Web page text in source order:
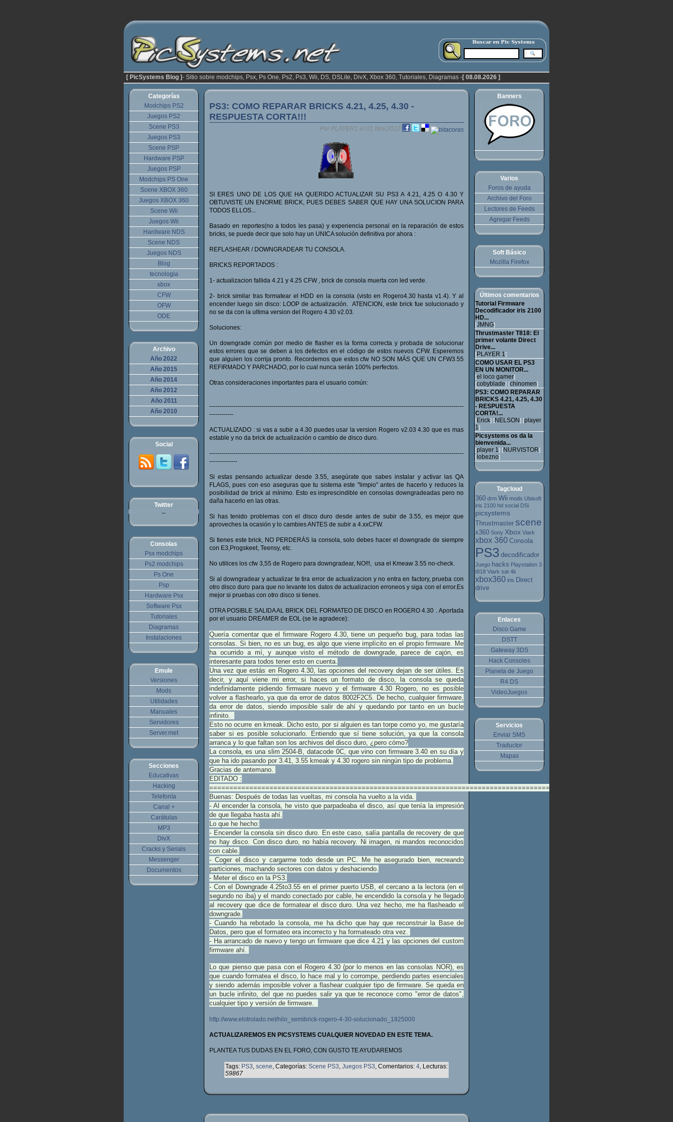
[ PicSystems Blog ]- Sitio sobre modchips, Psx, Ps One, Ps2, Ps3, Wii, DS, DSLite, DivX, Xbox 360, Tutoriales, Diagramas -[ 08.08.2026 ]
PS3: COMO REPARAR BRICKS 4.21, 4.25, 4.30 -
RESPUESTA CORTA!!!
Por PLAYER1 el 01.Nov.2012
SI ERES UNO DE LOS QUE HA QUERIDO ACTUALIZAR SU PS3 A 4.21, 4.25 O 4.30 Y
OBTUVISTE UN ENORME BRICK, PUES DEBES SABER QUE HAY UNA SOLUCION PARA
TODOS ELLOS...
Basado en reportes(no a todos les pasa) y experiencia personal en la reparación de estos
bricks, se puede decir que solo hay un UNICA solución definitiva por ahora :
REFLASHEAR / DOWNGRADEAR TU CONSOLA.
BRICKS REPORTADOS :
1- actualizacion fallida 4.21 y 4.25 CFW , brick de consola muerta con led verde.
2- brick similar tras formatear el HDD en la consola (visto en Rogero4.30 hasta v1.4). Y al
encender luego sin disco: LOOP de actualización. ATENCION, este brick fue solucionado y
no se da con la ultima version del Rogero 4.30 v2.03.
Soluciones:
Un downgrade común por medio de flasher es la forma correcta y probada de solucionar
estos errores que se deben a los defectos en el código de estos nuevos CFW. Esperemos
que alguien los corrija pronto. Recordemos que estos cfw NO SON MÁS QUE UN CFW3.55
REFIRMADO Y PARCHADO, por lo cual nunca serán 100% perfectos.
Otras consideraciones importantes para el usuario común:
-------------------------------------------------------------------------------------------------------------------------------
------------
ACTUALIZADO : si vas a subir a 4.30 puedes usar la version Rogero v2.03 4.30 que es mas
estable y no da brick de actualización o cambio de disco duro.
-------------------------------------------------------------------------------------------------------------------------------
--------------
Si estas pensando actualizar desde 3.55, asegúrate que sabes instalar y activar las QA
FLAGS, pues con eso aseguras que tu sistema este "limpio" antes de hacerlo y reduces la
posibilidad de brick al mínimo. Esto es imprescindible en consolas downgradeadas pero no
daña hacerlo en las otras.
Si has tenido problemas con el disco duro desde antes de subir de 3.55, es mejor que
aproveches la ocasión y lo cambies ANTES de subir a 4.xxCFW.
Si tienes este brick, NO PERDERÁS la consola, solo debes hacer el downgrade de siempre
con E3,Progskeet, Teensy, etc.
No utilices los cfw 3,55 de Rogero para downgradear, NO!!!, usa el Kmeaw 3.55 no-check.
Si al downgradear y actualizar te tira error de actualizacion y no entra en factory, prueba con
otro disco duro para que no levante los datos de actualizacion erroneos y siga con el error.Es
mejor si pruebas con otro disco si tienes.
OTRA POSIBLE SALIDA AL BRICK DEL FORMATEO DE DISCO en ROGERO 4.30 . Aportada
por el usuario DREAMER de EOL (se le agradece):
Quería comentar que el firmware Rogero 4.30, tiene un pequeño bug, para todas las
consolas. Si bien, no es un bug, es algo que viene implícito en el propio firmware. Me
ha ocurrido a mí, y aunque visto el método de downgrade, parece de cajón, es
interesante para todos tener esto en cuenta.
Una vez que estás en Rogero 4.30, las opciones del recovery dejan de ser útiles. Es
decir, y aquí viene mi error, si haces un formato de disco, la consola se queda
indefinidamente pidiendo firmware nuevo y el firmware 4.30 Rogero, no es posible
volver a flashearlo, ya que da error de datos 8002F2C5. De hecho, cualquier firmware,
da error de datos, siendo imposible salir de ahí y quedando por tanto en un bucle
infinito.
Esto no ocurre en kmeak. Dicho esto, por si alguien es tan torpe como yo, me gustaría
saber si es posible solucionarlo. Entiendo que sí tiene solución, ya que la consola
arranca y lo que faltan son los archivos del disco duro, ¿pero cómo?
La consola, es una slim 2504-B, datacode 0C, que vino con firmware 3.40 en su día y
que ha ido pasando por 3.41, 3.55 kmeak y 4.30 rogero sin ningún tipo de problema.
Gracias de antemano.
EDITADO :
==========================================================================================================
Buenas: Después de todas las vueltas, mi consola ha vuelto a la vida.
- Al encender la consola, he visto que parpadeaba el disco, así que tenía la impresión
de que llegaba hasta ahí.
Lo que he hecho:
- Encender la consola sin disco duro. En este caso, salía pantalla de recovery de que
no hay disco. Con disco duro, no había recovery. Ni imagen, ni mandos reconocidos
con cable.
- Coger el disco y cargarme todo desde un PC. Me he asegurado bien, recreando
particiones, machando sectores con datos y deshaciendo.
- Meter el disco en la PS3.
- Con el Downgrade 4.25to3.55 en el primer puerto USB, el cercano a la lectora (en el
segundo no iba) y el mando conectado por cable, he encendido la consola y he llegado
al recovery que dice de formatear el disco duro. Una vez hecho, me ha flasheado el
downgrade.
- Cuando ha rebotado la consola, me ha dicho que hay que reconstruir la Base de
Datos, pero que el formateo era incorrecto y ha formateado otra vez.
- Ha arrancado de nuevo y tengo un firmware que dice 4.21 y las opciones del custom
firmware ahí.
Lo que pienso que pasa con el Rogero 4.30 (por lo menos en las consolas NOR), es
que cuando formatea el disco, lo hace mal y lo corrompe, perdiendo partes esenciales
y siendo además imposible volver a flashear cualquier tipo de firmware. Se queda en
un bucle infinito, del que no puedes salir ya que te reconoce como "error de datos",
cualquier tipo y versión de firmware.
http://www.elotrolado.net/hilo_semibrick-rogero-4-30-solucionado_1825000
ACTUALIZAREMOS EN PICSYSTEMS CUALQUIER NOVEDAD EN ESTE TEMA.
PLANTEA TUS DUDAS EN EL FORO, CON GUSTO TE AYUDAREMOS
Tags: PS3, scene, Categorías: Scene PS3, Juegos PS3, Comentarios: 4, Lecturas:
59867
Banners
Varios
Foros de ayuda
Archivo del Foro
Lectores de Feeds
Agregar Feeds
Soft Básico
Mozilla Firefox
Últimos comentarios
Tutorial Firmware
Decodificador iris 2100
HD...
[JMNG]
Thrustmaster T818: El
primer volante Direct
Drive...
[PLAYER 1]
COMO USAR EL PS3
EN UN MONITOR...
[el loco gamer]
[cobyblade] [chinomen]
PS3: COMO REPARAR
BRICKS 4.21, 4.25, 4.30
- RESPUESTA
CORTA!...
[Erick] [NELSON] [player
1]
Picsystems os da la
bienvenida...
[player 1] [NURVISTOR]
[ lobezno]
Tagcloud
360 drm Wii mods Ubisoft
iris 2100 hd social DSi
picsystems
Thrustmaster scene
x360 Sony Xbox Viark
xbox 360 Consola
PS3 decodificador
Juego hacks Playstation 3
t818 Viark sat 4k
xbox360 iris Direct
drive
Enlaces
Disco Game
DSTT
Gateway 3DS
Hack Consoles
Planeta de Juego
R4 DS
VideoJuegos
Servicios
Enviar SMS
Traductor
Mapas
Categorías
Modchips PS2
Juegos PS2
Scene PS3
Juegos PS3
Scene PSP
Hardware PSP
Juegos PSP
Modchips PS One
Scene XBOX 360
Juegos XBOX 360
Scene Wii
Juegos Wii
Hardware NDS
Scene NDS
Juegos NDS
Blog
tecnologia
xbox
CFW
OFW
ODE
Archivo
Año 2022
Año 2015
Año 2014
Año 2012
Año 2011
Año 2010
Social
Twitter
--
Consolas
Psx modchips
Ps2 modchips
Ps One
Psp
Hardware Psx
Software Psx
Tutoriales
Diagramas
Instalaciones
Emule
Versiones
Mods
Utilidades
Manuales
Servidores
Server.met
Secciones
Educativas
Hacking
Telefonía
Canal +
Carátulas
MP3
DivX
Cracks y Serials
Messenger
Documentos